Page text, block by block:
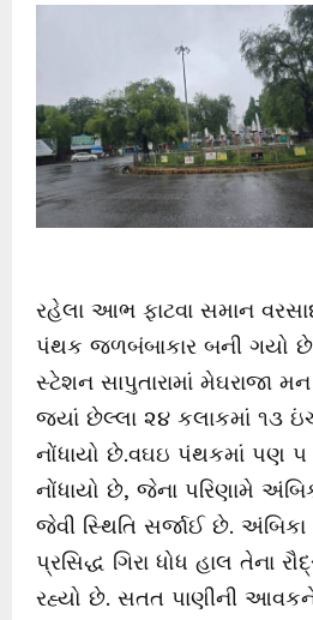
રહેલા આભ ફાટવા સમાન
પંથક જળબંબાકાર બની ગયો
સ્ટેશન સાપુતારામાં મેઘરાજા
જ્યાં છેલ્લા ૨૪ કલાકમાં ૧૩
નોંધાયો છે.વઘઇ પંથકમાં પણ ૫
નોંધાયો છે, જેના પરિણામે
જેવી સ્થિતિ સર્જાઈ છે.
પ્રસિદ્ધ ગિરા ધોધ હાલ તેના
રહ્યો છે. સતત પાણીની આવકને